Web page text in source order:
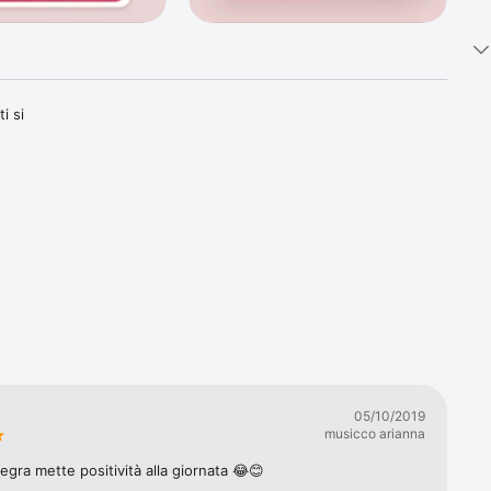
si
05/10/2019
musicco arianna
mette positività alla giornata 😂😊